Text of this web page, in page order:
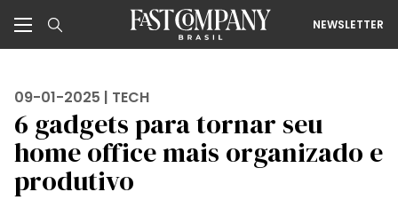
NEWSLETTER
09-01-2025 | TECH
6 gadgets para tornar seu
home office mais organizado e
produtivo